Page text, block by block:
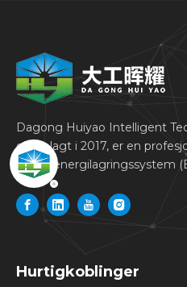
Dagong Huiyao Intelligent
grunnlagt i 2017, er en
batterienergilagringssystem
Hurtigkoblinger